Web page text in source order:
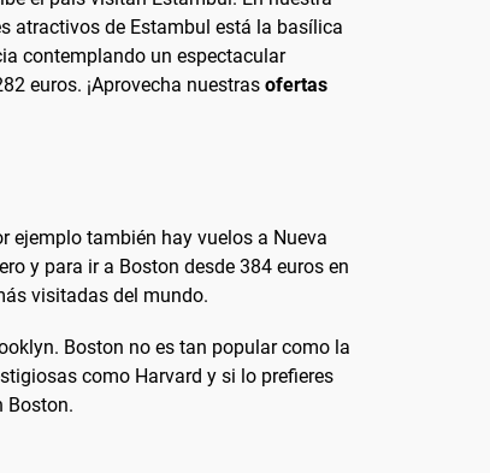
atractivos de Estambul está la basílica
contemplando un espectacular
euros. ¡Aprovecha nuestras ofertas
ejemplo también hay vuelos a Nueva
y para ir a Boston desde 384 euros en
visitadas del mundo.
Boston no es tan popular como la
como Harvard y si lo prefieres
Boston.